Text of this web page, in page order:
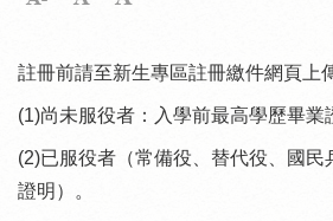
註冊前請至新生專區註冊繳件網頁上
(1)尚未服役者：入學前最高學歷畢業
(2)已服役者（常備役、替代役、國民
證明）。